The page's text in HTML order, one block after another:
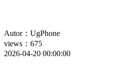
Autor：UgPhone
views：675
2026-04-20 00:00:00